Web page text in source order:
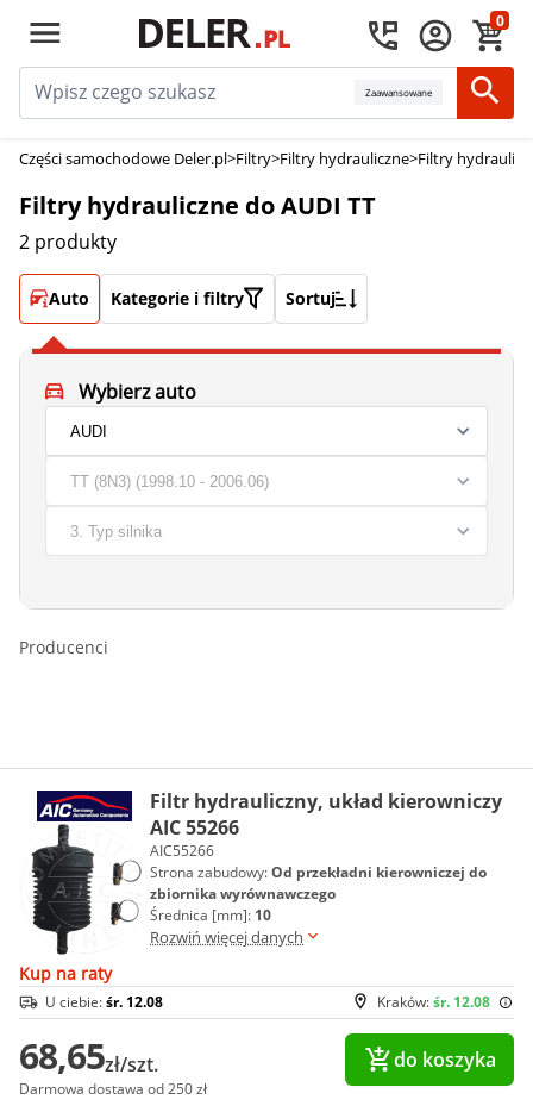
0
Zaawansowane
Części samochodowe Deler.pl>Filtry>Filtry hydrauliczne>Filtry
Filtry hydrauliczne do AUDI TT
2 produkty
Auto Kategorie i filtry Sortuj
Wybierz auto
Producenci
Filtr hydrauliczny, układ kierowniczy
AIC 55266
AIC55266
Strona zabudowy:Od przekładni kierowniczej do
zbiornika wyrównawczego
Średnica [mm]: 10
Rozwiń więcej danych
Kup na raty
Kraków:śr. 12.08
U ciebie:śr. 12.08
68,65zł/szt.
Darmowa dostawa od 250 zł
do koszyka